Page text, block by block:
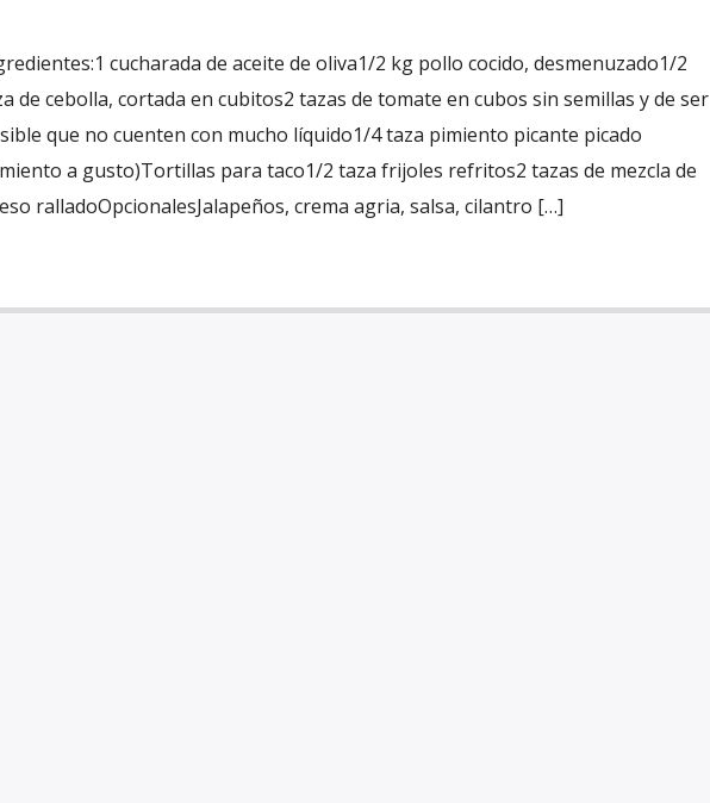
cucharada de aceite de oliva1/2 kg pollo cocido, desmenuzado1/2
de cebolla, cortada en cubitos2 tazas de tomate en cubos sin semillas y de ser
que no cuenten con mucho líquido1/4 taza pimiento picante picado
a gusto)Tortillas para taco1/2 taza frijoles refritos2 tazas de mezcla de
ralladoOpcionalesJalapeños, crema agria, salsa, cilantro […]